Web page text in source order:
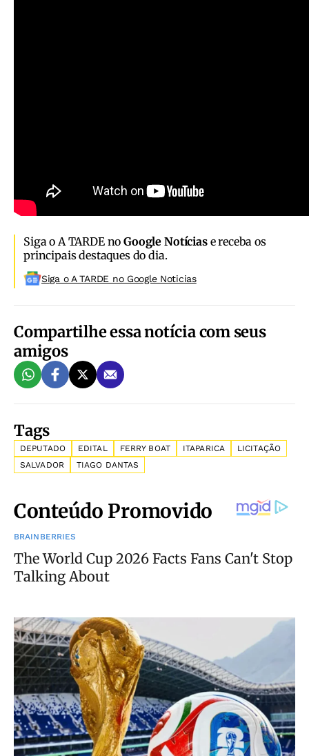
Siga o A TARDE noGoogle Notíciase receba os
principais destaques do dia.
Siga o A TARDE no Google Noticias
Compartilhe essa notícia com seus
amigos
Tags
DEPUTADO EDITAL FERRY BOAT ITAPARICA
LICITAÇÃO
SALVADOR
TIAGO DANTAS